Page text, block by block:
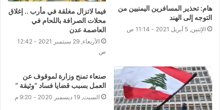
هام: تحذير المسافرين اليمنيين من
التوجه إلى الهند
الإثنين, 5 أبريل 2021 - 11:14 ص
فيما لاتزال مغلقة في مأرب .. إغلاق
محلات الصرافة باللحام في
العاصمة عدن
الأربعاء, 29 سبتمبر 2021 - 12:42
ص
صنعاء تمنح وزارة لموقوف عن
العمل بسبب قضايا فساد “وثيقة “
السبت, 19 ديسمبر 2020 - 9:20 م